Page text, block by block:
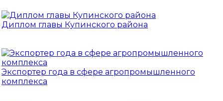
Диплом главы Купинского района
Экспортер года в сфере агропромышленного
комплекса